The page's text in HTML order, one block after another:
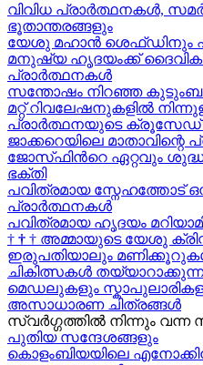
വിവിധ പ്രാർത്ഥനകൾ,
ഭൂതാന്തരങ്ങളും
യേശു മഹാന്‍ ശെഫ്ഡിനും
മനുഷ്യ ഹൃദയംക്ക് ദൈവിക
പ്രാർത്ഥനകൾ
സന്തോഷം നിറഞ്ഞ
മറ്റ് റിവലേഷനുകളിൽ
പ്രാർത്ഥനയുടെ
ജാക്കറെയിലെ
ജോസ്‌ഫിന്‍റെ ഏറ്റവും
ഭക്തി
പവിത്രമായ സ്നേഹത്തോട്
പ്രാർത്ഥനകള്‍
പവിത്രമായ ഹൃദയം
† † † അമ്മായുടെ യേശു
ഇരുപതിയാലും
ചികിത്സകൾ
മെഡലുകളും
അസാധാരണ ചിത്രങ്ങൾ
സ്വര്‍ഗ്ഗത്തിൽ നിന്നും വന്ന
പുതിയ സന്ദേശങ്ങളും
കൊളംബിയയിലെ എനോക്കിനു